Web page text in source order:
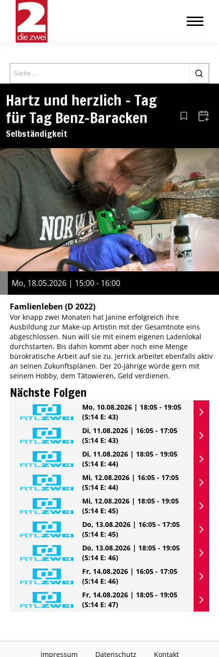
Search
Hartz und herzlich – Tag
für Tag Benz-Baracken
Selbständigkeit
Aus den
Mo, 18.05.2026 | 15:00 - 16:00
Famlienleben (D 2022)
Vor knapp zwei Monaten hat Janine erfolgreich ihre
Ausbildung zur Make-up Artistin mit der Gesamtnote eins
abgeschlossen. Nun will sie mit einem eigenen Ladenlokal
durchstarten. Bis dahin kommt aber noch eine Menge
bürokratische Arbeit auf sie zu. Jerrick arbeitet ebenfalls aktiv
an seinen Zukunftsplänen. Der 20-Jährige würde gern mit
seinem Hobby, dem Tätowieren, Geld verdienen.
Nächste Folgen
Mo, 10.08.2026 | 18:05 - 19:05
(S:14 E: 43)
Di, 11.08.2026 | 16:05 - 17:05
(S:14 E: 43)
Di, 11.08.2026 | 18:05 - 19:05
(S:14 E: 44)
Mi, 12.08.2026 | 16:05 - 17:05
(S:14 E: 44)
Mi, 12.08.2026 | 18:05 - 19:05
(S:14 E: 45)
Do, 13.08.2026 | 16:05 - 17:05
(S:14 E: 45)
Do, 13.08.2026 | 18:05 - 19:05
(S:14 E: 46)
Fr, 14.08.2026 | 16:05 - 17:05
(S:14 E: 46)
Fr, 14.08.2026 | 18:05 - 19:05
(S:14 E: 47)
Impressum Datenschutz Kontakt